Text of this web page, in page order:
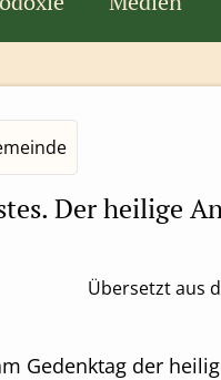
Der heilige
Übersetzt aus
Gedenktag der